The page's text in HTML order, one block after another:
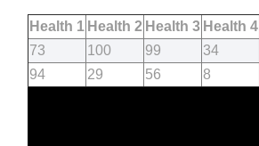
Health 1 Health 2 Health 3 Health 4
73
100 99
34
94
29 56 8